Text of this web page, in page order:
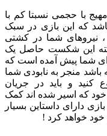
با حجمی نسبتا کم با
که این بازی در سبک
شما در کشتی
این شکست حاصل یک
شما پیش آمده است که
باشد منجر به نابودی شما
کنید و باید در جریان
نفر از دوستان خود که اسیر شده اند کمک
دارای داستاین بسیار
خواهد کرد !